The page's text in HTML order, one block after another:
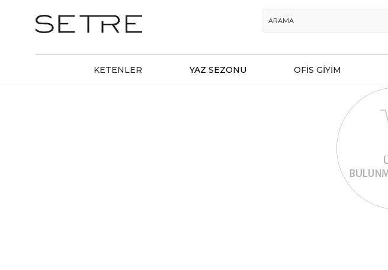
KETENLER YAZ SEZONU OFİS GİYİM